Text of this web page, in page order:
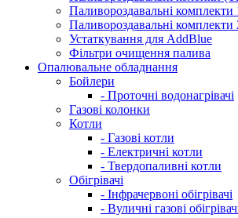
Паливороздавальні
Паливороздавальні комплекти
Устаткування для AddBlue
Фільтри очищення палива
Опалювальне обладнання
Бойлери
- Проточні водонагрівачі
Газові колонки
Котли
- Газові котли
- Електричні котли
- Твердопаливні котли
Обігрівачі
- Інфрачервоні обігрівачі
- Вуличні газові